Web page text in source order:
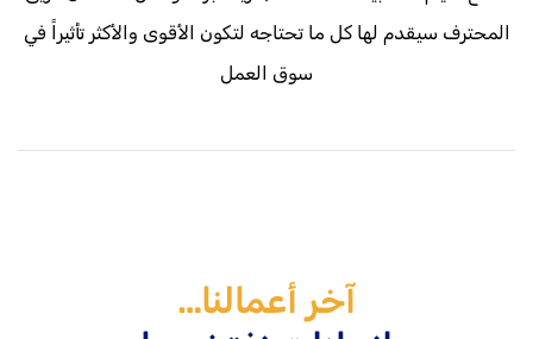
المحترف سيقدم لها كل ما تحتاجه لتكون الأقوى والأكثر تأثيراً في
سوق العمل
آخر أعمالنا…